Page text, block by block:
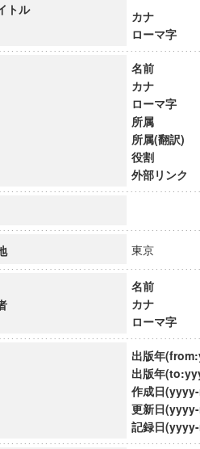
ンター
トル
カナ
ローマ字
名前
カナ
ローマ字
所属
所属(翻訳)
役割
外部リンク
東京
名前
カナ
ローマ字
出版年
出版年
作成日
更新日
記録日